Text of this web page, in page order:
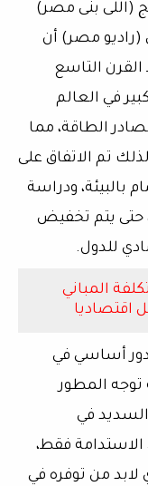
(اللى بنى مصر)
(راديو مصر) أن
القرن التاسع
في العالم
الطاقة، مما
تم الاتفاق على
بالبيئة، ودراسة
حتى يتم تخفيض
للدول.
المباني
دور أساسي في
توجه المطور
السديد في
فقط،
من توفره في